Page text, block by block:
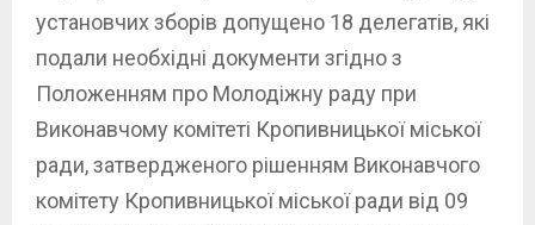
установчих зборів допущено 18 делегатів, які
подали необхідні документи згідно з
Положенням про Молодіжну раду при
Виконавчому комітеті Кропивницької міської
ради, затвердженого рішенням Виконавчого
комітету Кропивницької міської ради від 09